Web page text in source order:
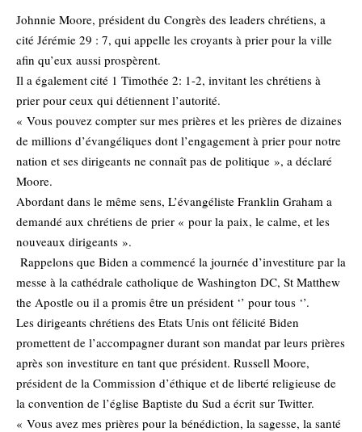
Johnnie Moore, président du Congrès des leaders chrétiens, a
cité Jérémie 29 : 7, qui appelle les croyants à prier pour la ville
afin qu’eux aussi prospèrent.
Il a également cité 1 Timothée 2: 1-2, invitant les chrétiens à
prier pour ceux qui détiennent l’autorité.
« Vous pouvez compter sur mes prières et les prières de dizaines
de millions d’évangéliques dont l’engagement à prier pour notre
nation et ses dirigeants ne connaît pas de politique », a déclaré
Moore.
Abordant dans le même sens, L’évangéliste Franklin Graham a
demandé aux chrétiens de prier « pour la paix, le calme, et les
nouveaux dirigeants ».
Rappelons que Biden a commencé la journée d’investiture par la
messe à la cathédrale catholique de Washington DC, St Matthew
the Apostle ou il a promis être un président ‘’ pour tous ‘’.
Les dirigeants chrétiens des Etats Unis ont félicité Biden
promettent de l’accompagner durant son mandat par leurs prières
après son investiture en tant que président. Russell Moore,
président de la Commission d’éthique et de liberté religieuse de
la convention de l’église Baptiste du Sud a écrit sur Twitter.
« Vous avez mes prières pour la bénédiction, la sagesse, la santé